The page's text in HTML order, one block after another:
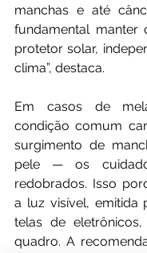
manchas e até
fundamental manter
protetor solar,
clima”, destaca.
Em casos de
condição comum
surgimento de
pele — os
redobrados. Isso
a luz visível, emitida
telas de
quadro. A